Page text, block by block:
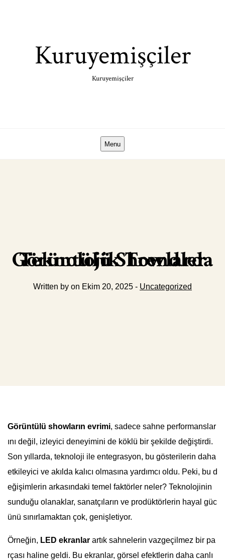
Kuruyemişçiler
Kuruyemişçiler
Menu
Görüntülü Showlarda Teknolojik Trendler
Written by on Ekim 20, 2025 - Uncategorized
Görüntülü showların evrimi, sadece sahne performanslar
ını değil, izleyici deneyimini de köklü bir şekilde değiştirdi.
Son yıllarda, teknoloji ile entegrasyon, bu gösterilerin daha
etkileyici ve akılda kalıcı olmasına yardımcı oldu. Peki, bu d
eğişimlerin arkasındaki temel faktörler neler? Teknolojinin
sunduğu olanaklar, sanatçıların ve prodüktörlerin hayal güc
ünü sınırlamaktan çok, genişletiyor.
Örneğin, LED ekranlar artık sahnelerin vazgeçilmez bir pa
rçası haline geldi. Bu ekranlar, görsel efektlerin daha canlı